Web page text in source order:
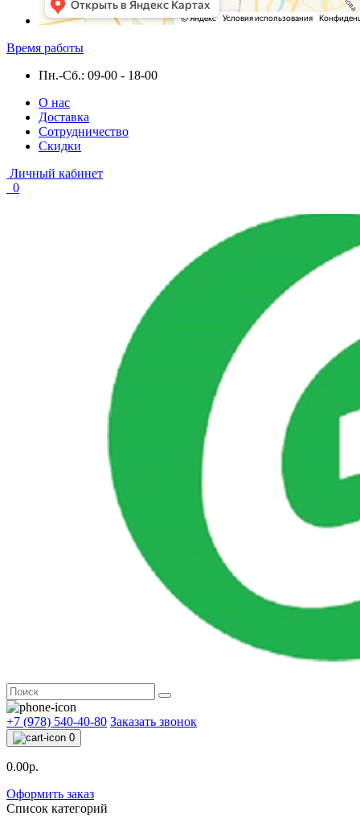
Время работы
Пн.-Сб.: 09-00 - 18-00
О нас
Доставка
Сотрудничество
Скидки
Личный кабинет
0
+7 (978) 540-40-80 Заказать звонок
0
0.00р.
Оформить заказ
Список категорий